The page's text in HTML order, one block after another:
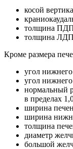
косой
толщина ПДП
толщина ЛДП
Кроме размера
угол
угол
нормальный
в пределах
ширина
ширина
толщина
диаметр
большой